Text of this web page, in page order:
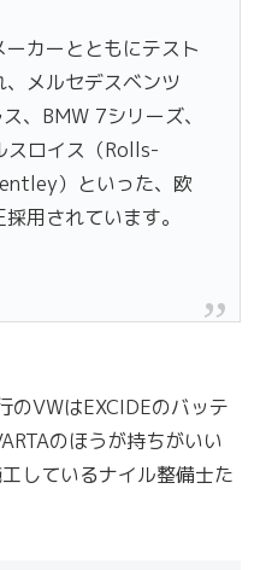
カーとともにテスト
メルセデスベンツ
、BMW 7シリーズ、
スロイス（Rolls-
）といった、欧
用されています。
のVWはEXCIDEのバッテ
のほうが持ちがいい
しているナイル整備士た